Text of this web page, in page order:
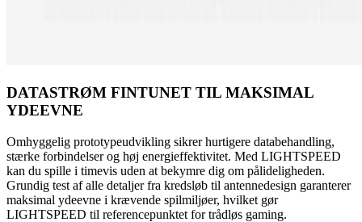
DATASTRØM FINTUNET TIL MAKSIMAL
YDEEVNE
Omhyggelig prototypeudvikling sikrer hurtigere databehandling,
stærke forbindelser og høj energieffektivitet. Med LIGHTSPEED
kan du spille i timevis uden at bekymre dig om pålideligheden.
Grundig test af alle detaljer fra kredsløb til antennedesign garanterer
maksimal ydeevne i krævende spilmiljøer, hvilket gør
LIGHTSPEED til referencepunktet for trådløs gaming.